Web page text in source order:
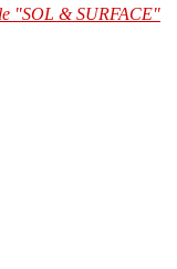
"SOL & SURFACE"